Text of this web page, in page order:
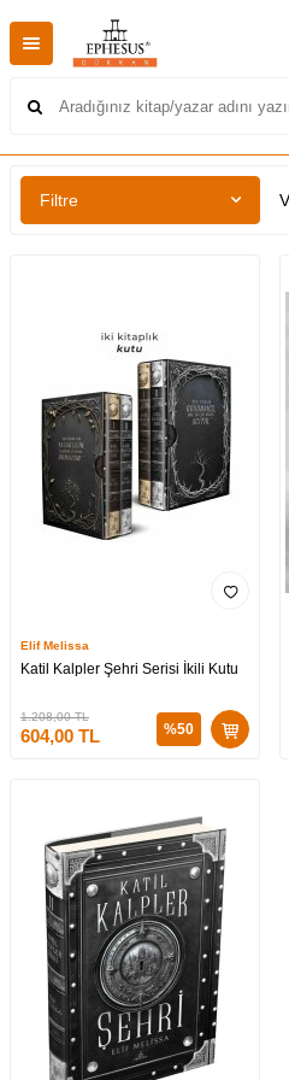
Filtre
Elif Melissa
Katil Kalpler Şehri Serisi İkili Kutu
1.208,00TL
604,00 TL %50